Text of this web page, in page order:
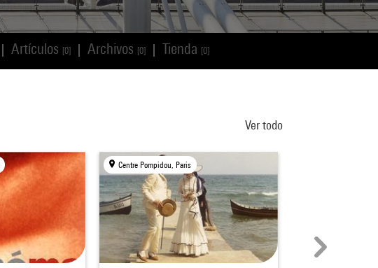
Artículos [0] Archivos [0] Tienda [0]
Ver todo
Centre Pompidou, Paris